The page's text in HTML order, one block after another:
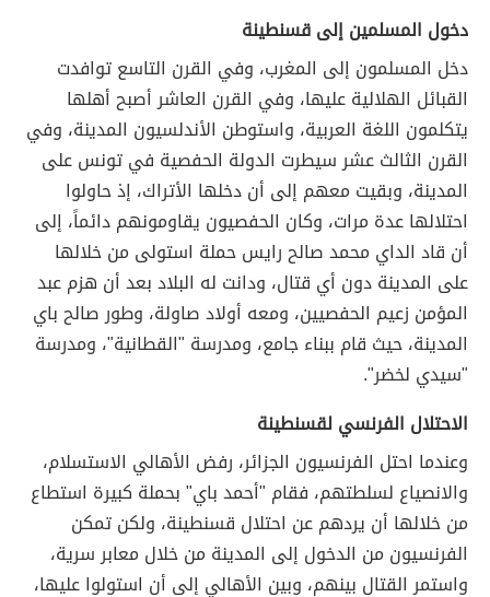
دخول المسلمين إلى قسنطينة
دخل المسلمون إلى المغرب، وفي القرن التاسع توافدت
القبائل الهلالية عليها، وفي القرن العاشر أصبح أهلها
يتكلمون اللغة العربية، واستوطن الأندلسيون المدينة، وفي
القرن الثالث عشر سيطرت الدولة الحفصية في تونس على
المدينة، وبقيت معهم إلى أن دخلها الأتراك، إذ حاولوا
احتلالها عدة مرات، وكان الحفصيون يقاومونهم دائماً، إلى
أن قاد الداي محمد صالح رايس حملة استولى من خلالها
على المدينة دون أي قتال، ودانت له البلاد بعد أن هزم عبد
المؤمن زعيم الحفصيين، ومعه أولاد صاولة، وطور صالح باي
المدينة، حيث قام ببناء جامع، ومدرسة "القطانية"، ومدرسة
"سيدي لخضر".
الاحتلال الفرنسي لقسنطينة
وعندما احتل الفرنسيون الجزائر، رفض الأهالي الاستسلام،
والانصياع لسلطتهم، فقام "أحمد باي" بحملة كبيرة استطاع
من خلالها أن يردهم عن احتلال قسنطينة، ولكن تمكن
الفرنسيون من الدخول إلى المدينة من خلال معابر سرية،
واستمر القتال بينهم، وبين الأهالي إلى أن استولوا عليها،